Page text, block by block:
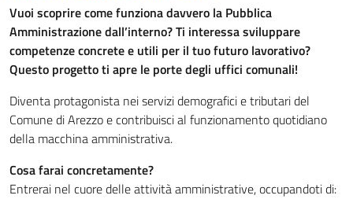
Vuoi scoprire come funziona davvero la Pubblica
Amministrazione dall’interno? Ti interessa sviluppare
competenze concrete e utili per il tuo futuro lavorativo?
Questo progetto ti apre le porte degli uffici comunali!
Diventa protagonista nei servizi demografici e tributari del
Comune di Arezzo e contribuisci al funzionamento quotidiano
della macchina amministrativa.
Cosa farai concretamente?
Entrerai nel cuore delle attività amministrative, occupandoti di: